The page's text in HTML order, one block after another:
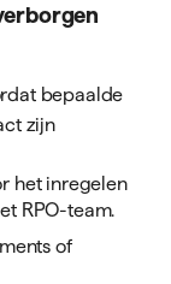
bepaalde
zijn
het inregelen
RPO-team.
of